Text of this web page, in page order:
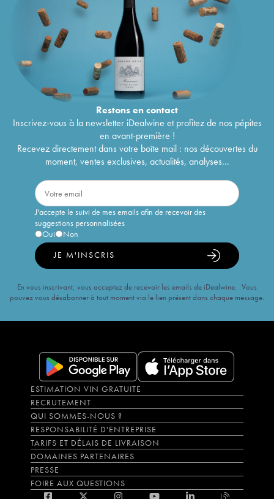
Restons encontact
Inscrivez-vous à la newsletter iDealwine et profitez de nos pépites
en avant-première !
Recevez directement dans votre boîte mail : nos découvertes du
moment, ventes exclusives, actualités, analyses...
J'accepte le suivi de mes emails afin de recevoir des
suggestions personnalisées
Oui
Non
JE M'INSCRIS
En vous inscrivant, vous acceptez de recevoir les emails de iDealwine. Vous
pouvez vous désabonner à tout moment via le lien présent dans chaque message.
ESTIMATION VIN GRATUITE
RECRUTEMENT
QUI SOMMES-NOUS ?
RESPONSABILITÉ D'ENTREPRISE
TARIFS ET DÉLAIS DE LIVRAISON
DOMAINES PARTENAIRES
PRESSE
FOIRE AUX QUESTIONS